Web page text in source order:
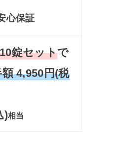
心保証
錠セットで
4,950円(税
)相当